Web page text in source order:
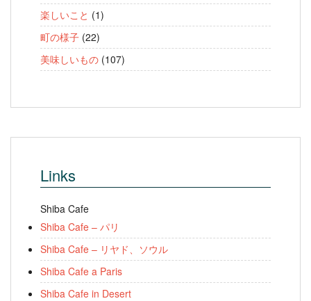
楽しいこと (1)
町の様子 (22)
美味しいもの (107)
Links
Shiba Cafe
Shiba Cafe – パリ
Shiba Cafe – リヤド、ソウル
Shiba Cafe a Paris
Shiba Cafe in Desert